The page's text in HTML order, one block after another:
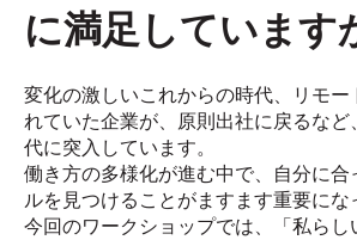
に満足しています
変化の激しいこれからの時代、リモー
れていた企業が、原則出社に戻るなど
代に突入しています。
働き方の多様化が進む中で、自分に合
ルを見つけることがますます重要にな
今回のワークショップでは、「私らし